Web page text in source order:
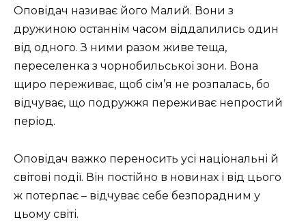
Оповідач називає його Малий. Вони з
дружиною останнім часом віддалились один
від одного. З ними разом живе теща,
переселенка з чорнобильської зони. Вона
щиро переживає, щоб сім’я не розпалась, бо
відчуває, що подружжя переживає непростий
період.
Оповідач важко переносить усі національні й
світові події. Він постійно в новинах і від цього
ж потерпає – відчуває себе безпорадним у
цьому світі.